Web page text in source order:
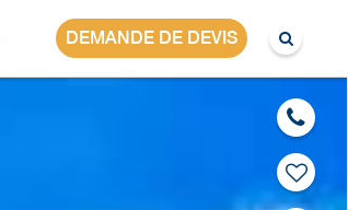
DEMANDE DE DEVIS
CHINE